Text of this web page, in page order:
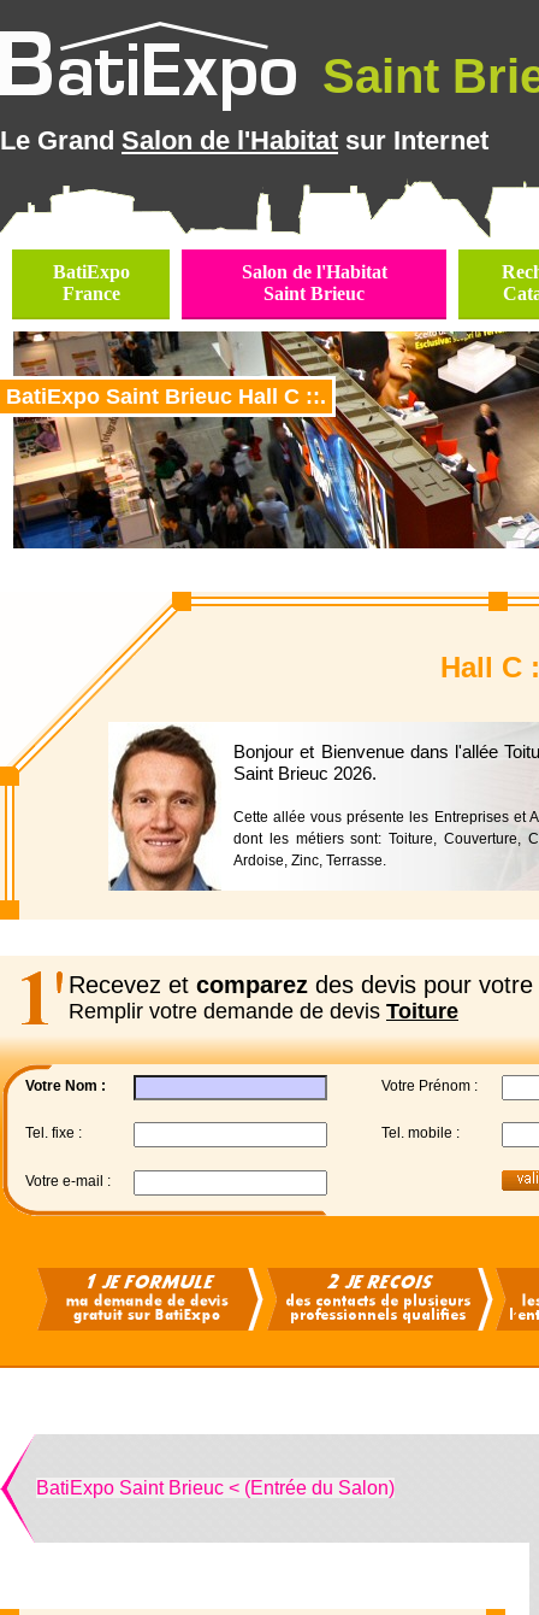
Saint
Le Grand Salon de l'Habitat sur Internet
BatiExpo
France
Salon de l'Habitat
Saint Brieuc
BatiExpo Saint Brieuc Hall C ::.
Hall C
Bonjour et Bienvenue dans l'allée
Saint Brieuc 2026.
Cette allée vous présente les Entreprises et
dont les métiers sont: Toiture, Couverture,
Ardoise, Zinc, Terrasse.
Recevez et comparez des devis pour votre
Remplir votre demande de devis Toiture
Votre Nom : Votre Prénom :
Tel. fixe : Tel. mobile :
Votre e-mail :
BatiExpo Saint Brieuc < (Entrée du Salon)